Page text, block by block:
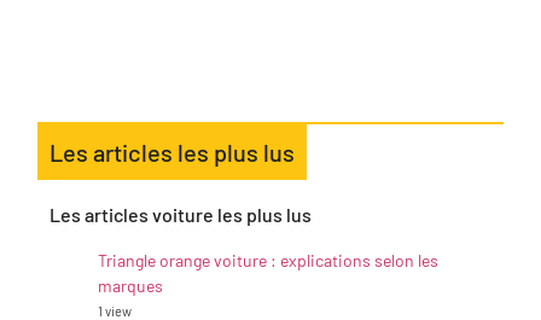
Les articles les plus lus
Les articles voiture les plus lus
Triangle orange voiture : explications selon les
marques
1 view